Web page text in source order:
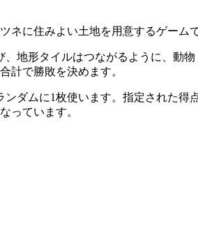
ネに住みよい土地を用意するゲームで
地形タイルはつながるように、動
計で勝敗を決めます。
ダムに1枚使います。指定された
っています。